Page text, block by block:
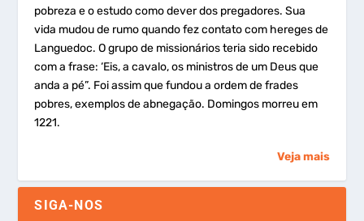
pobreza e o estudo como dever dos pregadores. Sua
vida mudou de rumo quando fez contato com hereges de
Languedoc. O grupo de missionários teria sido recebido
com a frase: ‘Eis, a cavalo, os ministros de um Deus que
anda a pé”. Foi assim que fundou a ordem de frades
pobres, exemplos de abnegação. Domingos morreu em
1221.
Veja mais
SIGA-NOS